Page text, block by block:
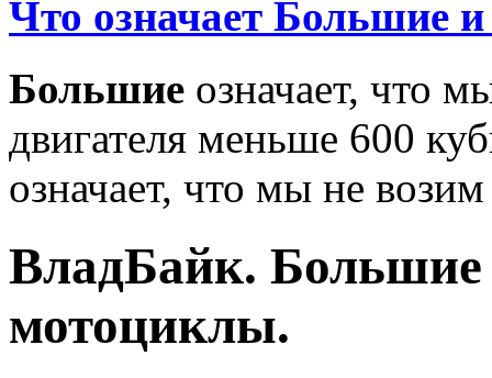
Что означает Большие
Большие означает, что
двигателя меньше 600
означает, что мы не
ВладБайк. Большие
мотоциклы.